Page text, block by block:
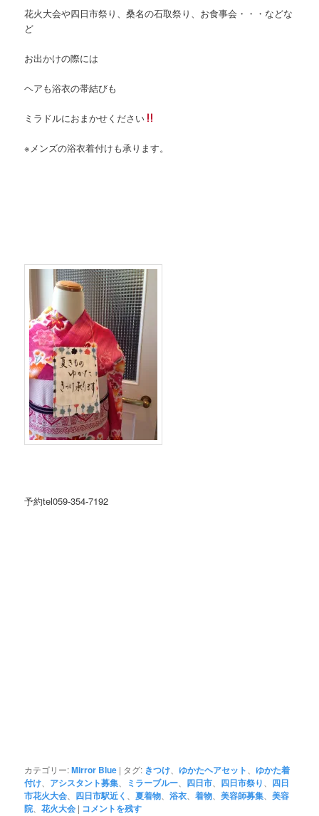
花火大会や四日市祭り、桑名の石取祭り、お食事会・・・などな
ど
お出かけの際には
ヘアも浴衣の帯結びも
ミラドルにおまかせください
※メンズの浴衣着付けも承ります。
予約tel059-354-7192
カテゴリー:Mirror Blue | タグ: きつけ 、ゆかたヘアセット 、ゆかた着
付け
アシスタント募集 ミラーブルー 四日市 四日市祭り
四日
市花火大会
四日市駅近く 、夏着物 、浴衣 、着物 、美容師募集 、美容
院 、花火大会 | コメントを残す